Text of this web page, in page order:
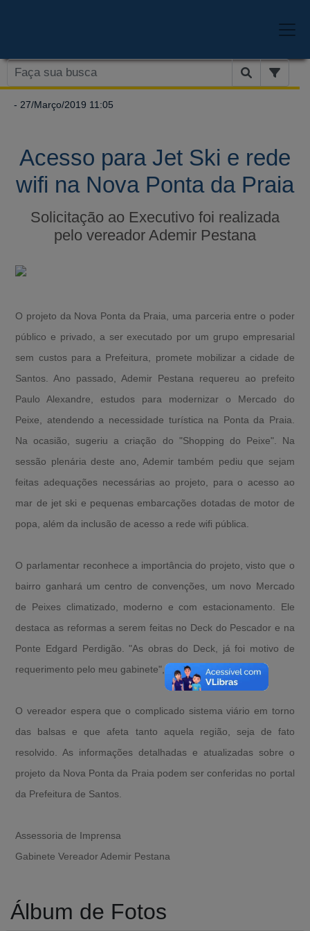
- 27/Março/2019 11:05
Acesso para Jet Ski e rede
wifi na Nova Ponta da Praia
Solicitação ao Executivo foi realizada
pelo vereador Ademir Pestana
O projeto da Nova Ponta da Praia, uma parceria entre o poder
público e privado, a ser executado por um grupo empresarial
sem custos para a Prefeitura, promete mobilizar a cidade de
Santos. Ano passado, Ademir Pestana requereu ao prefeito
Paulo Alexandre, estudos para modernizar o Mercado do
Peixe, atendendo a necessidade turística na Ponta da Praia.
Na ocasião, sugeriu a criação do "Shopping do Peixe". Na
sessão plenária deste ano, Ademir também pediu que sejam
feitas adequações necessárias ao projeto, para o acesso ao
mar de jet ski e pequenas embarcações dotadas de motor de
popa, além da inclusão de acesso a rede wifi pública.
O parlamentar reconhece a importância do projeto, visto que o
bairro ganhará um centro de convenções, um novo Mercado
de Peixes climatizado, moderno e com estacionamento. Ele
destaca as reformas a serem feitas no Deck do Pescador e na
Ponte Edgard Perdigão. "As obras do Deck, já foi motivo de
requerimento pelo meu gabinete", disse.
O vereador espera que o complicado sistema viário em torno
das balsas e que afeta tanto aquela região, seja de fato
resolvido. As informações detalhadas e atualizadas sobre o
projeto da Nova Ponta da Praia podem ser conferidas no portal
da Prefeitura de Santos.
Assessoria de Imprensa
Gabinete Vereador Ademir Pestana
Álbum de Fotos